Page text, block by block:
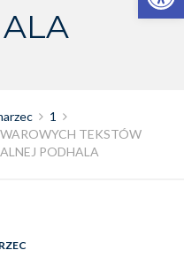
1
TEKSTÓW
PODHALA